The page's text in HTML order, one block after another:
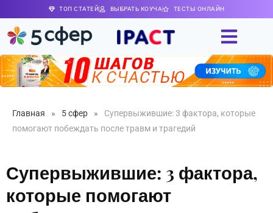
ТОП СТАТЕЙ ВЫБРАТЬ КОУЧА ТЕСТЫ ОНЛАЙН
Главная » 5 сфер »
Супервыжившие: 3 фактора, которые
помогают побеждать после травм и трагедий
Супервыжившие: 3 фактора,
которые помогают